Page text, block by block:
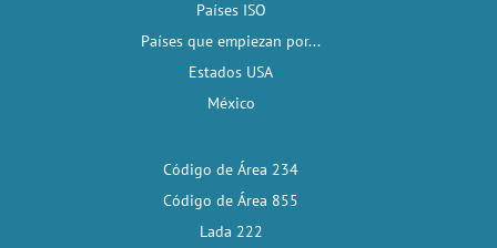
Países ISO
Países que empiezan por...
Estados USA
México
Código de Área 234
Código de Área 855
Lada 222